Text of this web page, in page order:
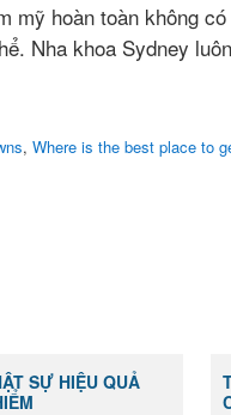
hoàn toàn không
Nha khoa Sydney
, Where is the best place to
SỰ HIỆU QUẢ